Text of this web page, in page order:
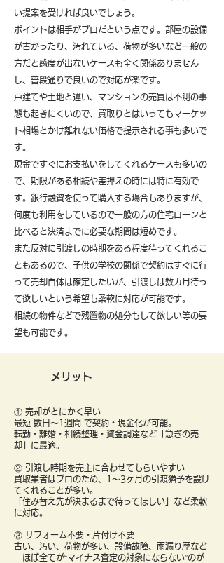
い提案を受ければ良いでしょう。
ポイントは相手がプロだという点です。部屋の設備
が古かったり、汚れている、荷物が多いなど一般の
方だと感度が出ないケースも全く関係ありません
し、普段通りで良いので対応が楽です。
戸建てや土地と違い、マンションの売買は不測の事
態も起きにくいので、買取りとはいってもマーケッ
ト相場とかけ離れない価格で提示される事も多いで
す。
現金ですぐにお支払いをしてくれるケースも多いの
で、期限がある相続や差押えの時には特に有効で
す。銀行融資を使って購入する場合もありますが、
何度も利用をしているので一般の方の住宅ローンと
比べると決済までに必要な期間は短めです。
また反対に引渡しの時期をある程度待ってくれるこ
ともあるので、子供の学校の関係で契約はすぐに行
って売却自体は確定したいが、引渡しは数カ月待っ
て欲しいという希望も柔軟に対応が可能です。
​相続の物件などで残置物の処分もして欲しい等の要
望も可能です。
メリット
① 売却がとにかく早い
最短 数日〜1週間 で契約・現金化が可能。
転勤・離婚・相続整理・資金調達など「急ぎの売
却」に最適。
② 引渡し時期を売主に合わせてもらいやすい
買取業者はプロのため、1〜3ヶ月の引渡猶予を設け
てくれることが多い。
「住み替え先が決まるまで待ってほしい」など柔軟
に対応。
③ リフォーム不要・片付け不要
古い、汚い、荷物が多い、設備故障、雨漏り歴など
ほぼ全てが“マイナス査定の対象にならない”のが